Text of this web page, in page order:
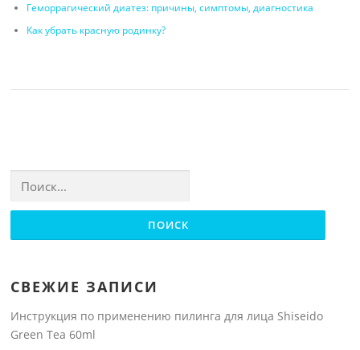
Геморрагический диатез: причины, симптомы, диагностика
Как убрать красную родинку?
СВЕЖИЕ ЗАПИСИ
Инструкция по применению пилинга для лица Shiseido
Green Tea 60ml